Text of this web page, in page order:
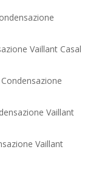
Vaillant Casal
Vaillant
Vaillant